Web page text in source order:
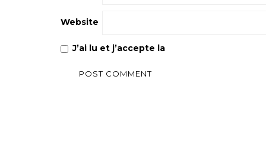
Website
J’ai lu et j’accepte la